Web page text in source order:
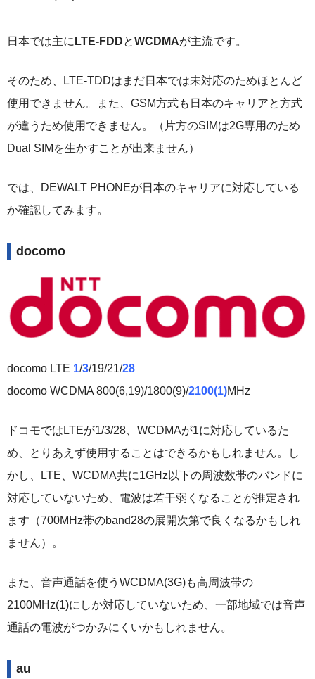
日本では主に LTE-FDDとWCDMAが主流です。
そのため、LTE-TDDはまだ日本では未対応のためほとんど
使用できません。また、GSM方式も日本のキャリアと方式
が違うため使用できません。（片方のSIMは2G専用のため
Dual SIMを生かすことが出来ません）
では、DEWALT PHONEが日本のキャリアに対応している
か確認してみます。
docomo
docomo LTE 1/3/19/21/28
docomo WCDMA 800(6,19)/1800(9)/2100(1)MHz
ドコモではLTEが1/3/28、WCDMAが1に対応しているた
め、とりあえず使用することはできるかもしれません。し
かし、LTE、WCDMA共に1GHz以下の周波数帯のバンドに
対応していないため、電波は若干弱くなることが推定され
ます（700MHz帯のband28の展開次第で良くなるかもしれ
ません）。
また、音声通話を使うWCDMA(3G)も高周波帯の
2100MHz(1)にしか対応していないため、一部地域では音声
通話の電波がつかみにくいかもしれません。
au